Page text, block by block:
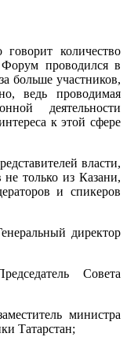
количество
проводился в
больше участников,
ведь проводимая
деятельности
к этой сфере
власти,
не только из Казани,
и спикеров
директор
Совета
министра
Татарстан;